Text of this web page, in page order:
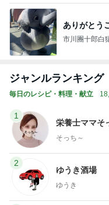
ありがとう
市川團十郎白
ジャンルランキング
毎日のレシピ・料理・献立
1
栄養士ママそ
そっち～
2
ゆうき酒場
ゆうき